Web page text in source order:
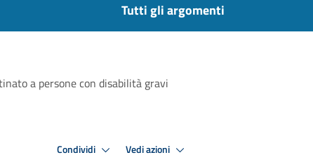
Tutti gli argomenti
a persone con disabilità gravi
Condividi Vedi azioni